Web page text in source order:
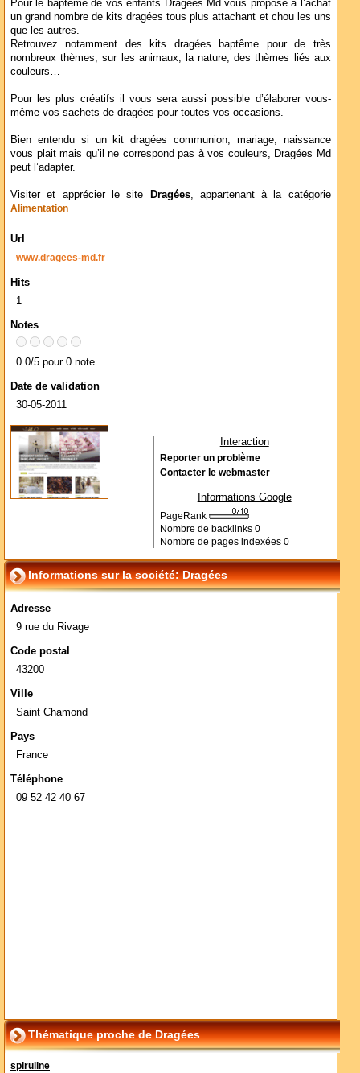
Pour le baptême de vos enfants Dragées Md vous propose à l’achat
un grand nombre de kits dragées tous plus attachant et chou les uns
que les autres.
Retrouvez notamment des kits dragées baptême pour de très
nombreux thèmes, sur les animaux, la nature, des thèmes liés aux
couleurs…
Pour les plus créatifs il vous sera aussi possible d’élaborer vous-
même vos sachets de dragées pour toutes vos occasions.
Bien entendu si un kit dragées communion, mariage, naissance
vous plait mais qu’il ne correspond pas à vos couleurs, Dragées Md
peut l’adapter.
Visiter et apprécier le site Dragées, appartenant à la catégorie
Alimentation
Url
www.dragees-md.fr
Hits
1
Notes
0.0/5 pour 0 note
Date de validation
30-05-2011
Interaction
Reporter un problème
Contacter le webmaster
Informations Google
PageRank
Nombre de backlinks 0
Nombre de pages indexées 0
Informations sur la société: Dragées
Adresse
9 rue du Rivage
Code postal
43200
Ville
Saint Chamond
Pays
France
Téléphone
09 52 42 40 67
Thématique proche de Dragées
spiruline